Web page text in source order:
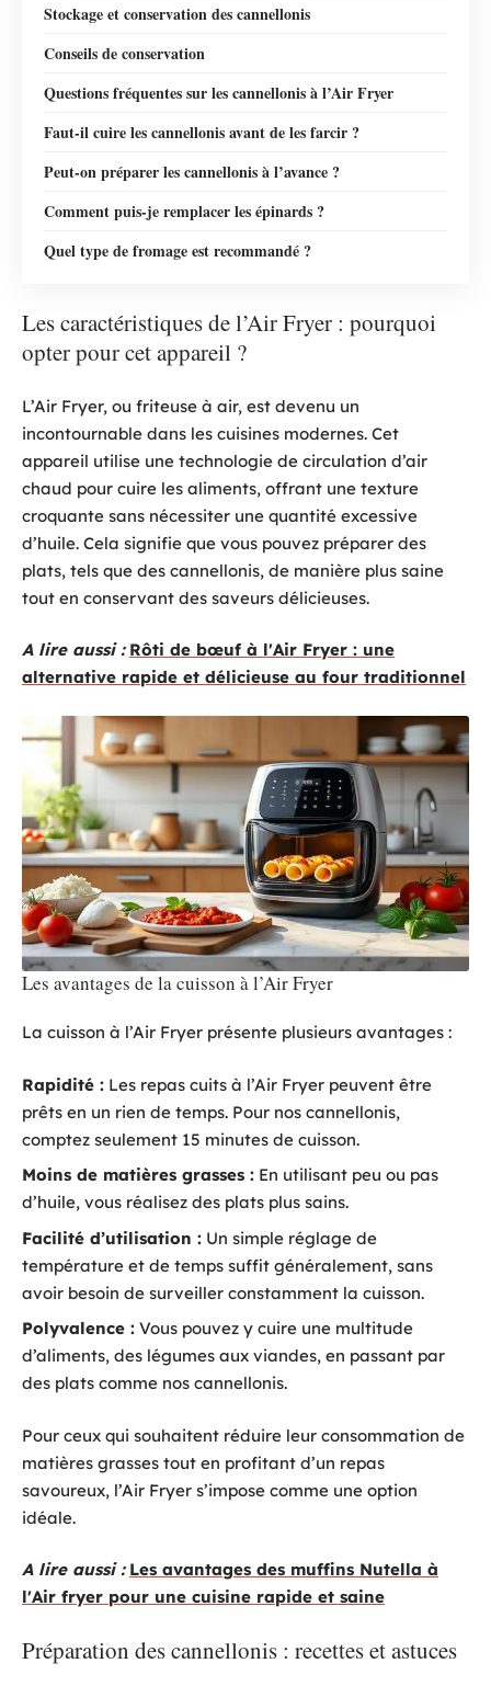
Stockage et conservation des cannellonis
Conseils de conservation
Questions fréquentes sur les cannellonis à l’Air Fryer
Faut-il cuire les cannellonis avant de les farcir ?
Peut-on préparer les cannellonis à l’avance ?
Comment puis-je remplacer les épinards ?
Quel type de fromage est recommandé ?
Les caractéristiques de l’Air Fryer : pourquoi
opter pour cet appareil ?
L’Air Fryer, ou friteuse à air, est devenu un
incontournable dans les cuisines modernes. Cet
appareil utilise une technologie de circulation d’air
chaud pour cuire les aliments, offrant une texture
croquante sans nécessiter une quantité excessive
d’huile. Cela signifie que vous pouvez préparer des
plats, tels que des cannellonis, de manière plus saine
tout en conservant des saveurs délicieuses.
A lire aussi : Rôti de bœuf à l'Air Fryer : une
alternative rapide et délicieuse au four traditionnel
Les avantages de la cuisson à l’Air Fryer
La cuisson à l’Air Fryer présente plusieurs avantages :
Rapidité : Les repas cuits à l’Air Fryer peuvent être
prêts en un rien de temps. Pour nos cannellonis,
comptez seulement 15 minutes de cuisson.
Moins de matières grasses : En utilisant peu ou pas
d’huile, vous réalisez des plats plus sains.
Facilité d’utilisation : Un simple réglage de
température et de temps suffit généralement, sans
avoir besoin de surveiller constamment la cuisson.
Polyvalence : Vous pouvez y cuire une multitude
d’aliments, des légumes aux viandes, en passant par
des plats comme nos cannellonis.
Pour ceux qui souhaitent réduire leur consommation de
matières grasses tout en profitant d’un repas
savoureux, l’Air Fryer s’impose comme une option
idéale.
A lire aussi : Les avantages des muffins Nutella à
l'Air fryer pour une cuisine rapide et saine
Préparation des cannellonis : recettes et astuces